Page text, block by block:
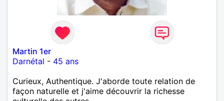
Martin 1er
Darnétal - 45 ans
Curieux, Authentique. J'aborde toute relation de
façon naturelle et j'aime découvrir la richesse